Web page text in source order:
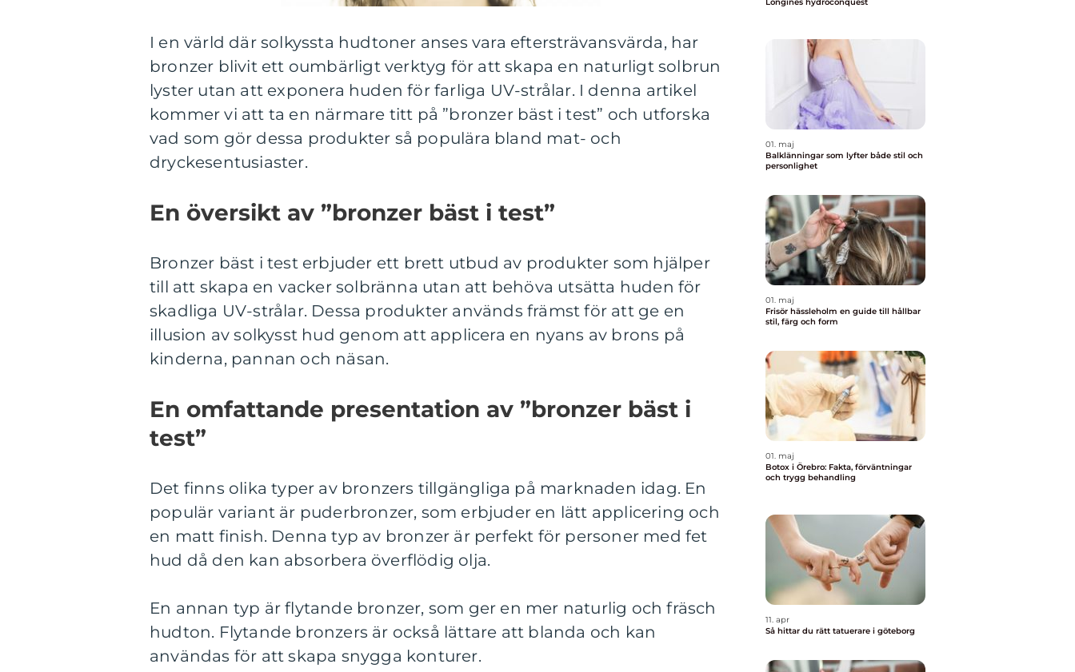
I en värld där solkyssta hudtoner anses vara eftersträvansvärda, har
bronzer blivit ett oumbärligt verktyg för att skapa en naturligt solbrun
lyster utan att exponera huden för farliga UV-strålar. I denna artikel
kommer vi att ta en närmare titt på ”bronzer bäst i test” och utforska
vad som gör dessa produkter så populära bland mat- och
dryckesentusiaster.
En översikt av ”bronzer bäst i test”
Bronzer bäst i test erbjuder ett brett utbud av produkter som hjälper
till att skapa en vacker solbränna utan att behöva utsätta huden för
skadliga UV-strålar. Dessa produkter används främst för att ge en
illusion av solkysst hud genom att applicera en nyans av brons på
kinderna, pannan och näsan.
En omfattande presentation av ”bronzer bäst i
test”
Det finns olika typer av bronzers tillgängliga på marknaden idag. En
populär variant är puderbronzer, som erbjuder en lätt applicering och
en matt finish. Denna typ av bronzer är perfekt för personer med fet
hud då den kan absorbera överflödig olja.
En annan typ är flytande bronzer, som ger en mer naturlig och fräsch
hudton. Flytande bronzers är också lättare att blanda och kan
användas för att skapa snygga konturer.
01. maj
Balklänningar som lyfter både stil och
personlighet
01. maj
Frisör hässleholm en guide till hållbar
stil, färg och form
01. maj
Botox i Örebro: Fakta, förväntningar
och trygg behandling
11. apr
Så hittar du rätt tatuerare i göteborg